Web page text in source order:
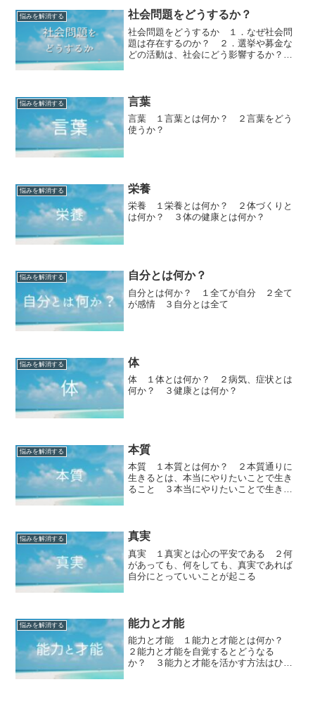
悩みを解消する 社会問題をどうするか？
社会問題をどうするか １．なぜ社会問
題は存在するのか？ ２．選挙や募金な
どの活動は、社会にどう影響するか？
悩みを解消する 言葉
言葉 １言葉とは何か？ ２言葉をどう
使うか？
悩みを解消する 栄養
栄養 １栄養とは何か？ ２体づくりと
は何か？ ３体の健康とは何か？
悩みを解消する 自分とは何か？
自分とは何か？ １全てが自分 ２全て
が感情 ３自分とは全て
悩みを解消する 体
体 １体とは何か？ ２病気、症状とは
何か？ ３健康とは何か？
悩みを解消する 本質
本質 １本質とは何か？ ２本質通りに
生きるとは、本当にやりたいことで生き
ること ３本当にやりたいことで生きる
悩みを解消する 真実
真実 １真実とは心の平安である ２何
があっても、何をしても、真実であれば
自分にとっていいことが起こる
悩みを解消する 能力と才能
能力と才能 １能力と才能とは何か？
２能力と才能を自覚するとどうなる
か？ ３能力と才能を活かす方法はひと